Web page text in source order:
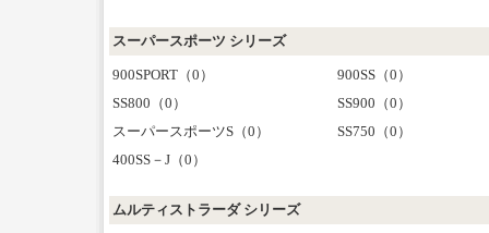
スーパースポーツ シリーズ
900SPORT（0）
900SS（0）
SS800（0）
SS900（0）
スーパースポーツS（0）
SS750（0）
400SS－J（0）
ムルティストラーダ シリーズ